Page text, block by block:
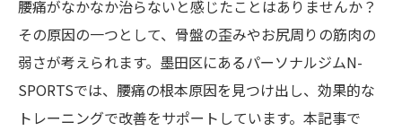
腰痛がなかなか治らないと感じたことはありませんか？
その原因の一つとして、骨盤の歪みやお尻周りの筋肉の
弱さが考えられます。墨田区にあるパーソナルジムN-
SPORTSでは、腰痛の根本原因を見つけ出し、効果的な
トレーニングで改善をサポートしています。本記事で